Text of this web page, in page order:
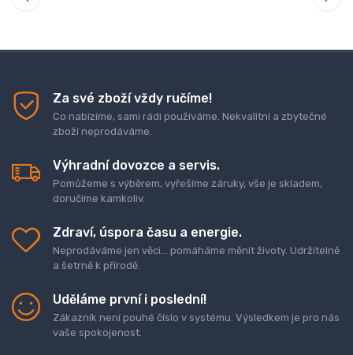
Za své zboží vždy ručíme!
Co nabízíme, sami rádi používáme. Nekvalitní a zbytečné
zboží neprodáváme.
Výhradní dovozce a servis.
Pomůžeme s výběrem, vyřešíme záruky, vše je skladem,
doručíme kamkoliv.
Zdraví, úspora času a energie.
Neprodáváme jen věci... pomáháme měnit životy. Udržitelně
a šetrně k přírodě.
Uděláme první i poslední!
Zákazník není pouhé číslo v systému. Výsledkem je pro nás
vaše spokojenost.